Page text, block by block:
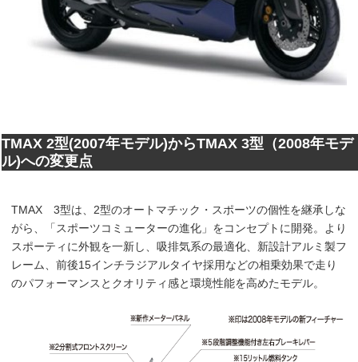
TMAX 2型(2007年モデル)からTMAX 3型（2008年モデ
ル)への変更点
TMAX 3型は、2型のオートマチック・スポーツの個性を継承しな
がら、「スポーツコミューターの進化」をコンセプトに開発。より
スポーティに外観を一新し、吸排気系の最適化、新設計アルミ製フ
レーム、前後15インチラジアルタイヤ採用などの相乗効果で走り
のパフォーマンスとクオリティ感と環境性能を高めたモデル。